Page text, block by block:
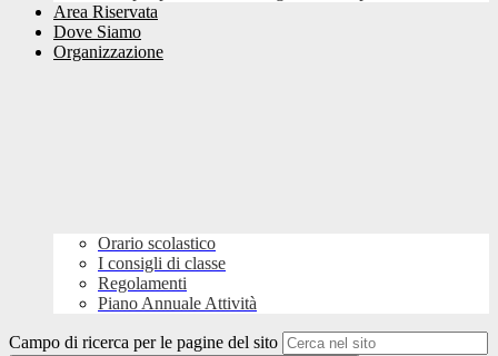
Area Riservata
Dove Siamo
Organizzazione
Orario scolastico
I consigli di classe
Regolamenti
Piano Annuale Attività
Campo di ricerca per le pagine del sito